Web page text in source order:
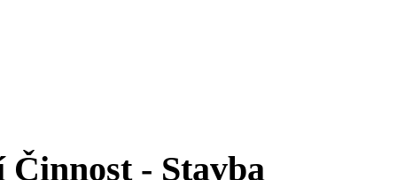
Činnost - Stavba